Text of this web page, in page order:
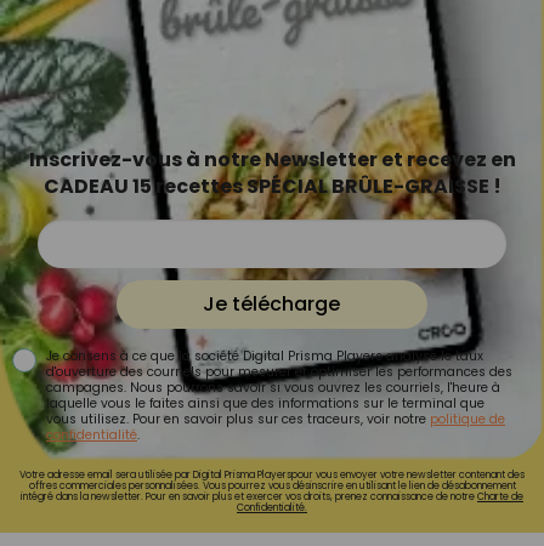
Inscrivez-vous à notre Newsletter et recevez en
CADEAU 15 recettes SPÉCIAL BRÛLE-GRAISSE !
Je télécharge
Je consens à ce que la société Digital Prisma Players analyse le taux
d'ouverture des courriels pour mesurer et optimiser les performances des
campagnes. Nous pourrons savoir si vous ouvrez les courriels, l'heure à
laquelle vous le faites ainsi que des informations sur le terminal que
vous utilisez. Pour en savoir plus sur ces traceurs, voir notre politique de
confidentialité.
Votre adresse email sera utilisée par Digital Prisma Playerspour vous envoyer votre newsletter contenant des
offres commerciales personnalisées. Vous pourrez vous désinscrire en utilisant le lien de désabonnement
intégré dans la newsletter. Pour en savoir plus et exercer vos droits, prenez connaissance de notreCharte de
Confidentialité.